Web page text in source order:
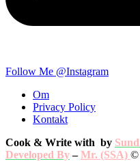
Follow Me @Instagram
Om
Privacy Policy
Kontakt
Cook & Write with by
Developed By–Mr. (SSA) ©